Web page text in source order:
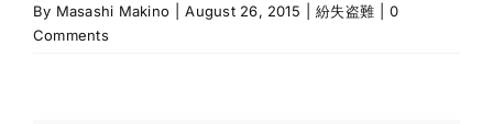
By Masashi Makino August 26, 2015 紛失盗難
0
Comments